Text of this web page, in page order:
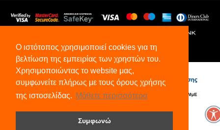
Ο ιστότοπος χρησιμοποιεί cookies για τη
βελτίωση της εμπειρίας των χρηστών του.
Χρησιμοποιώντας το website μας,
συμφωνείτε πλήρως με τους όρους χρήσης
της ιστοσελίδας. Μάθετε περισσότερα
Συμφωνώ
2026 All Rights Reserved.